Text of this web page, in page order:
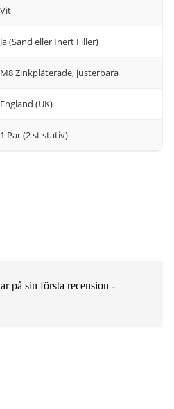
Vit
Ja (Sand eller Inert Filler)
M8 Zinkpläterade, justerbara
England (UK)
1 Par (2 st stativ)
på sin första recension -